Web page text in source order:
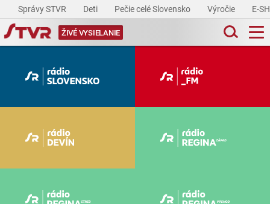
Správy STVR Deti Pečie celé Slovensko Výročie E-
ŽIVÉ VYSIELANIE